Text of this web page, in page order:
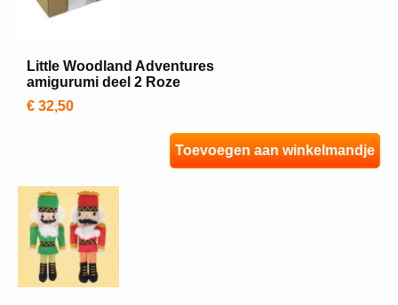
Little Woodland Adventures
amigurumi deel 2 Roze
€ 32,50
Toevoegen aan winkelmandje